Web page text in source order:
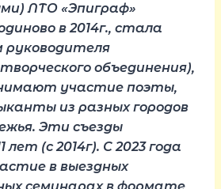
ЛТО «Эпиграф»
в 2014г., стала
объединения),
участие поэты,
из разных городов
Эти съезды
лет (с 2014г). С 2023 года
в выездных